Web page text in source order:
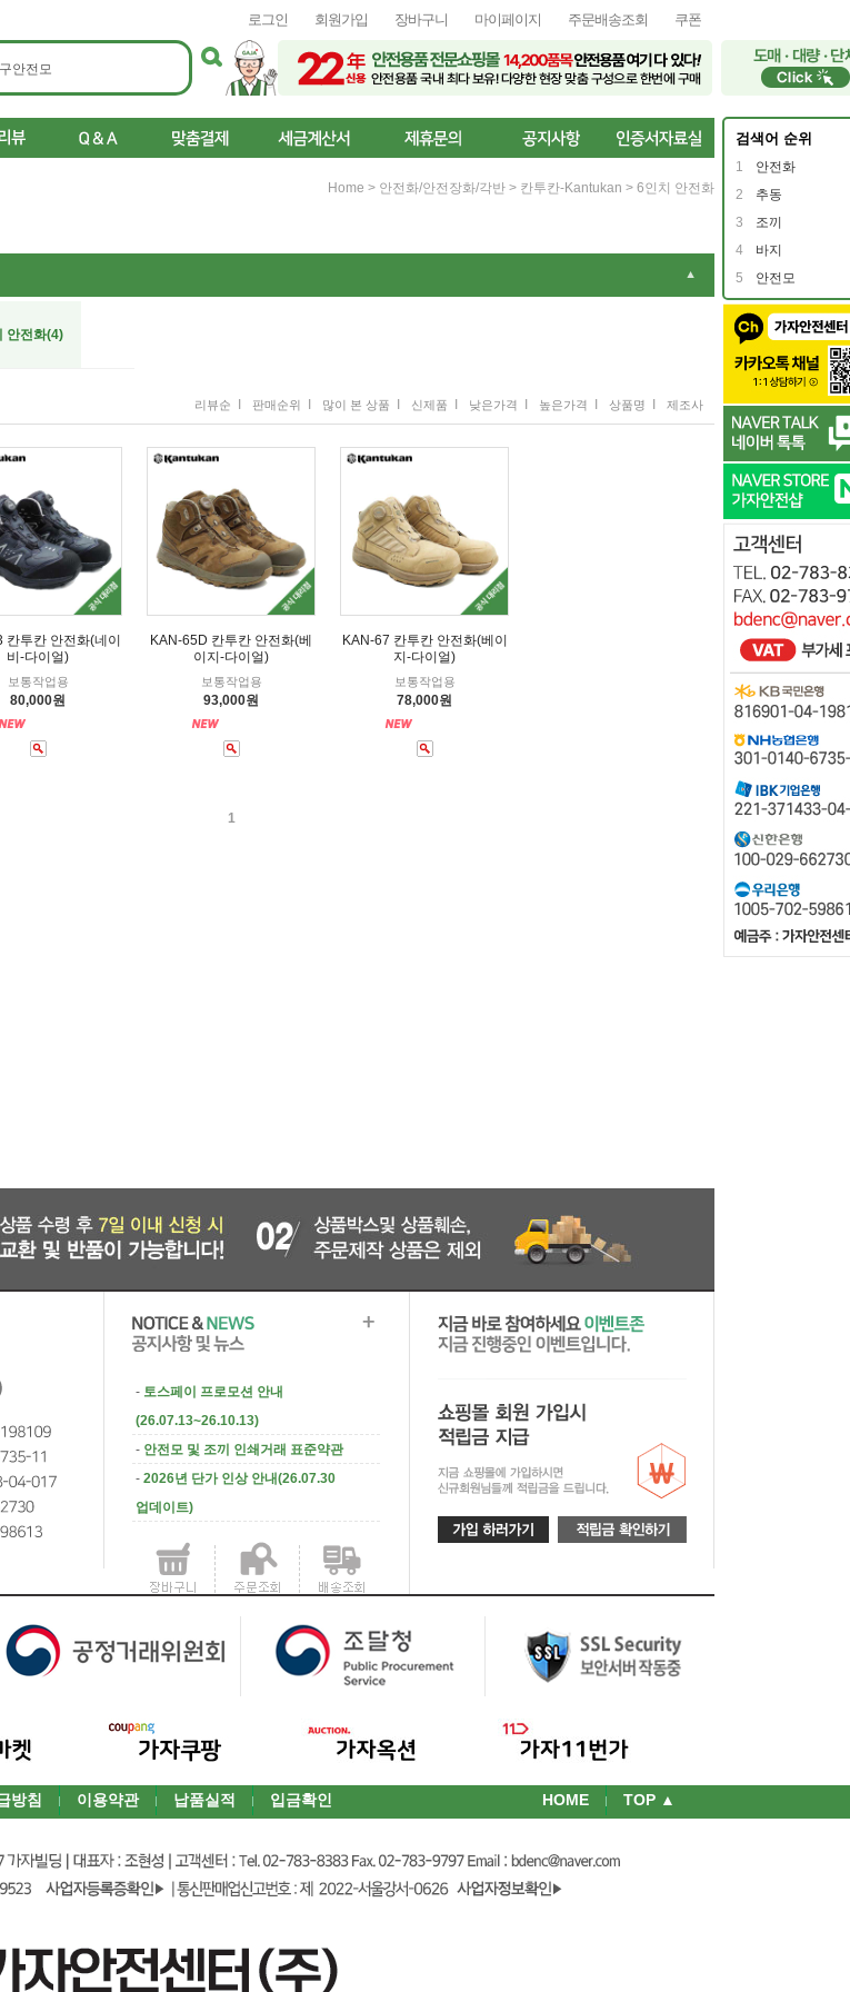
검색어 순위
1
안전화
2
추동
3
조끼
4
바지
5
안전모
로그인 회원가입 장바구니 마이페이지 주문배송조회 쿠폰
Home > 안전화/안전장화/각반 > 칸투칸-Kantukan > 6인치 안전화
▼
안전화(4)
리뷰순 판매순위 많이 본 상품 신제품 낮은가격 높은가격 상품명 제조사
칸투칸 안전화(네이
비-다이얼)
보통작업용
80,000원
KAN-65D 칸투칸 안전화(베
이지-다이얼)
보통작업용
93,000원
KAN-67 칸투칸 안전화(베이
지-다이얼)
보통작업용
78,000원
1
- 토스페이 프로모션 안내
(26.07.13~26.10.13)
- 안전모 및 조끼 인쇄거래 표준약관
- 2026년 단가 인상 안내(26.07.30
업데이트)
방침 이용약관 납품실적 입금확인 HOME TOP ▲